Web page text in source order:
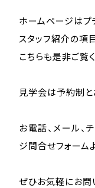
ホームページはプ
スタッフ紹介の項
こちらも是非ご覧
見学会は予約制と
お電話、メール、
ジ問合せフォーム
ぜひお気軽にお問